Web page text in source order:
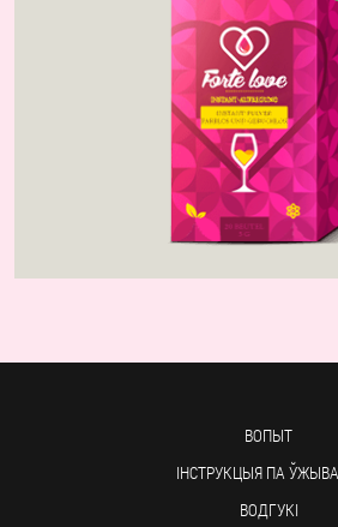
ВОПЫТ
ІНСТРУКЦЫЯ ПА
ВОДГУКІ